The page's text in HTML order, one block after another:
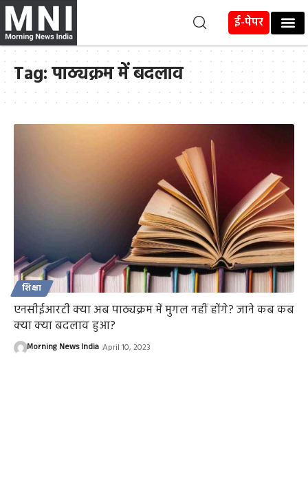
ई-पेपर
Tag:पाठ्यक्रम में बदलाव
शिक्षा
एनसीईआरटी क्या अब पाठ्यक्रम में मुगल नहीं होंगे? जाने कब कब
क्या क्या बदलाव हुआ?
Morning News India April 10, 2023